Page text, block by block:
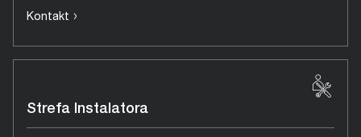
Kontakt ›
Strefa Instalatora